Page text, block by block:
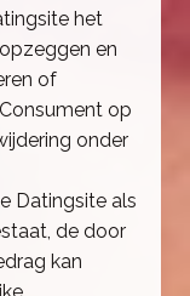
het
en
of
op
onder
Datingsite als
de door
kan